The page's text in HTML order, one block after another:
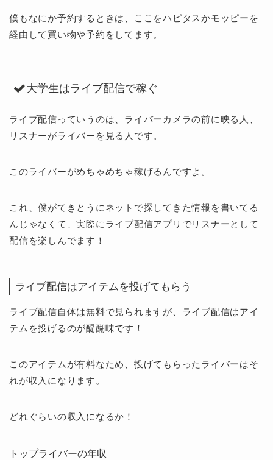
僕もなにか予約するときは、ここをハピタスかモッピーを
経由して買い物や予約をしてます。
大学生はライブ配信で稼ぐ
ライブ配信っていうのは、ライバーカメラの前に映る人、
リスナーがライバーを見る人です。
このライバーがめちゃめちゃ稼げるんですよ。
これ、僕がてきとうにネットで探してきた情報を書いてる
んじゃなくて、実際にライブ配信アプリでリスナーとして
配信を楽しんでます！
ライブ配信はアイテムを投げてもらう
ライブ配信自体は無料で見られますが、ライブ配信はアイ
テムを投げるのが醍醐味です！
このアイテムが有料なため、投げてもらったライバーはそ
れが収入になります。
どれぐらいの収入になるか！
トップライバーの年収